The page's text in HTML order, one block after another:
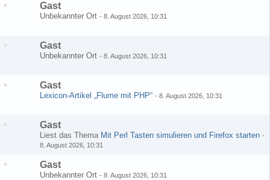
Gast
Unbekannter Ort - 8. August 2026, 10:31
Gast
Unbekannter Ort - 8. August 2026, 10:31
Gast
Lexicon-Artikel „Flume mit PHP“ - 8. August 2026, 10:31
Gast
Liest das Thema Mit Perl Tasten simulieren und Firefox starten -
8. August 2026, 10:31
Gast
Unbekannter Ort - 8. August 2026, 10:31